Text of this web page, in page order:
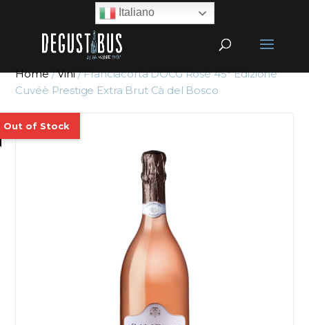
Home/Vini/ Franciacorta DOCG Rosè 45° Edizione
Cuvéè Prestige Extra Brut Cà del Bosco
Italiano